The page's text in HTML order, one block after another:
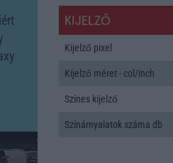
KIJELZŐ
Kijelző pixel
Kijelző méret - col/inch
Színes kijelző
Színárnyalatok száma db